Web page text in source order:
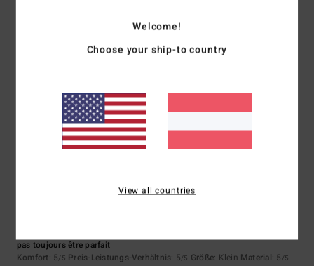
Zu groß
4 /5
pas toujours être parfait
Komfort: 5/5 Preis-Leistungs-Verhältnis: 5/5 Größe: Klein Material: 5 /5
Welcome!
Choose your ship-to country
View all countries